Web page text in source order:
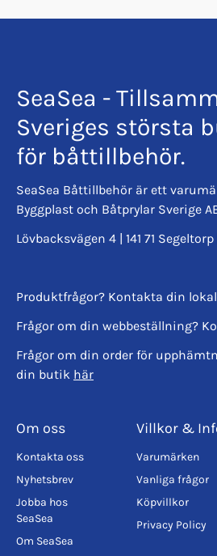
SeaSea -
Sveriges största
för båttillbehör.
SeaSea Båttillbehör är ett
Byggplast och Båtprylar Sverige
Lövbacksvägen 4 | 141 71
Produktfrågor? Kontakta din
Frågor om din webbeställning?
Frågor om din order för
din butik här
Om oss
Kontakta oss
Nyhetsbrev
Jobba hos
SeaSea
Om SeaSea
Villkor &
Varumärken
Vanliga frågor
Köpvillkor
Privacy Policy